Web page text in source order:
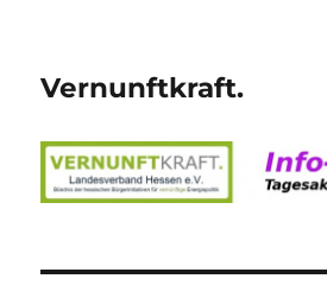
Vernunftkraft.